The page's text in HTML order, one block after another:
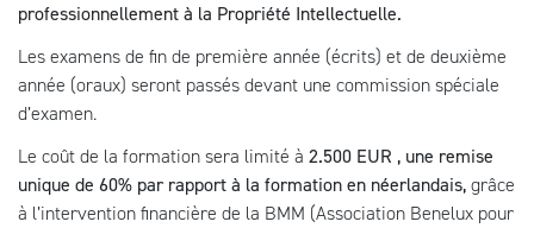
professionnellement à la Propriété Intellectuelle.
Les examens de fin de première année (écrits) et de deuxième
année (oraux) seront passés devant une commission spéciale
d’examen.
Le coût de la formation sera limité à 2.500 EUR , une remise
unique de 60% par rapport à la formation en néerlandais,grâce
à l’intervention financière de la BMM (Association Benelux pour